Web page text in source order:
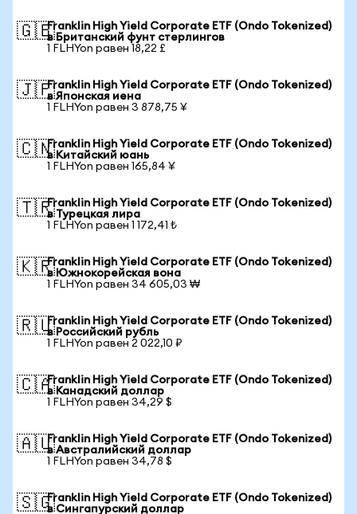
🇬🇧Franklin High Yield Corporate ETF (Ondo Tokenized)
в Британский фунт стерлингов
1 FLHYon равен 18,22 £
🇯🇵Franklin High Yield Corporate ETF (Ondo Tokenized)
в Японская иена
1 FLHYon равен 3 878,75 ¥
🇨🇳Franklin High Yield Corporate ETF (Ondo Tokenized)
в Китайский юань
1 FLHYon равен 165,84 ¥
🇹🇷Franklin High Yield Corporate ETF (Ondo Tokenized)
в Турецкая лира
1 FLHYon равен 1 172,41 ₺
🇰🇷Franklin High Yield Corporate ETF (Ondo Tokenized)
в Южнокорейская вона
1 FLHYon равен 34 605,03 ₩
🇷🇺Franklin High Yield Corporate ETF (Ondo Tokenized)
в Российский рубль
1 FLHYon равен 2 022,10 ₽
🇨🇦Franklin High Yield Corporate ETF (Ondo Tokenized)
в Канадский доллар
1 FLHYon равен 34,29 $
🇦🇺Franklin High Yield Corporate ETF (Ondo Tokenized)
в Австралийский доллар
1 FLHYon равен 34,78 $
🇸🇬Franklin High Yield Corporate ETF (Ondo Tokenized)
в Сингапурский доллар